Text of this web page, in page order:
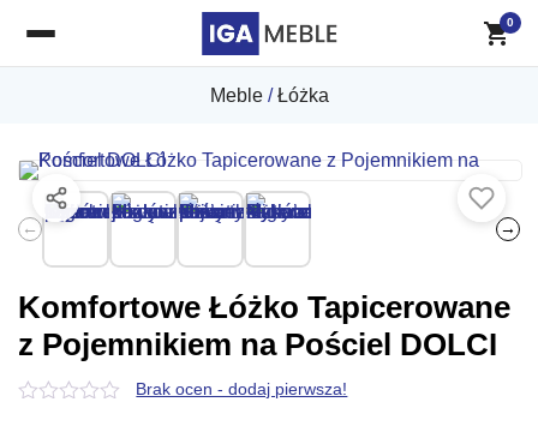
Meble/Łóżka
← →
Komfortowe Łóżko Tapicerowane
z Pojemnikiem na Pościel DOLCI
Brak ocen - dodaj pierwsza!
0